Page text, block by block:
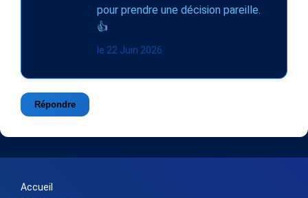
pour prendre une décision pareille.
👍
le 22 Juin 2026
Répondre
Accueil